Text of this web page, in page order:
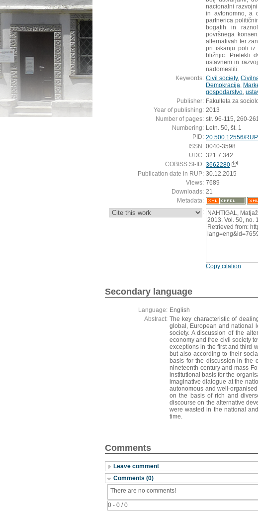
nacionalni
in avtonomno, a
partnerica
bogatih in
površnega
alternativah ter
pri iskanju poti
bližnjic. Pretekli
ustavnem in
nadomestiti.
Keywords: Civil society,
Demokracija
gospodarstvo
Publisher: Fakulteta za
Year of publishing: 2013
Number of pages: str. 96-115, 260-261
Numbering: Letn. 50, št. 1
PID: 20.500.12556/
ISSN: 0040-3598
UDC: 321.7:342
COBISS.SI-ID: 3662280
Publication date in RUP: 30.12.2015
Views: 7689
Downloads: 21
Metadata:
: NAHTIGAL,
2013. Vol. 50, no.
Retrieved from:
Copy citation
Secondary language
Language: English
Abstract: The key characteristic of
global, European and national
society. A discussion of the
economy and free civil society
exceptions in the first and third
but also according to their
basis for the discussion in the
nineteenth century and mass
institutional basis for the
imaginative dialogue at the
autonomous and well-
on the basis of rich and
discourse on the alternative
were wasted in the national
time.
Comments
Leave comment
Comments (0)
0 - 0 / 0
There are no comments!